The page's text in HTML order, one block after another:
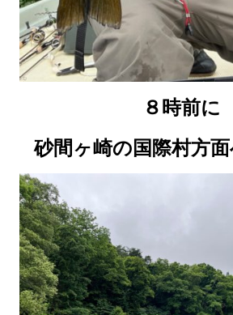
８時前に
砂間ヶ崎の国際村方